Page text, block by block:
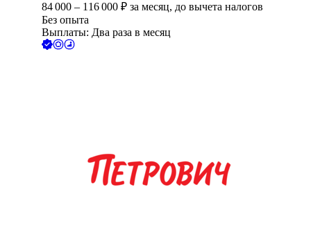
84 000 – 116 000 ₽ за месяц, до вычета налогов
Без опыта
Выплаты: Два раза в месяц